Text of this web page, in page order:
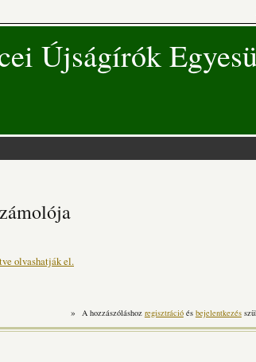
Újságírók
olvashatják el.
» A hozzászóláshoz regisztrációés bejelentkezés